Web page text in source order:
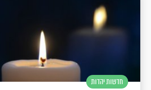
חדשות יהדות